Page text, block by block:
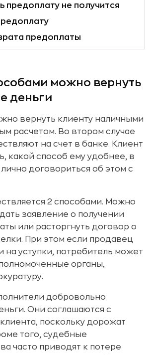
предоплату не получится
предоплаты
можно вернуть
деньги
вернуть клиенту наличными
расчетом. Во втором случае
на счет в банке. Клиент
какой способ ему удобнее, в
договориться об этом с
2 способами. Можно
заявление о получении
или расторгнуть договор о
При этом если продавец
на уступки, потребитель может
органы,
добровольно
Они соглашаются с
поскольку дорожат
того, судебные
часто приводят к потере